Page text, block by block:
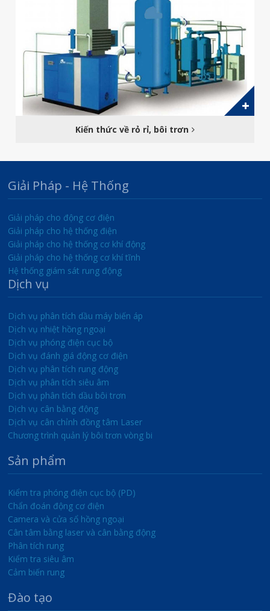
Kiến thức về rỏ rỉ, bôi trơn
Giải Pháp - Hệ Thống
Giải pháp cho động cơ điện
Giải pháp cho hệ thống điện
Giải pháp cho hệ thống cơ khí động
Giải pháp cho hệ thống cơ khí tĩnh
Hệ thống giám sát rung động
Dịch vụ
Dịch vụ phân tích dầu máy biến áp
Dịch vụ nhiệt hồng ngoại
Dịch vụ phóng điện cục bộ
Dịch vụ đánh giá động cơ điện
Dịch vụ phân tích rung động
Dịch vụ phân tích siêu âm
Dịch vụ phân tích dầu bôi trơn
Dịch vụ cân bằng động
Dịch vụ cân chỉnh đồng tâm Laser
Chương trình quản lý bôi trơn vòng bi
Sản phẩm
Kiểm tra phóng điện cục bộ (PD)
Chẩn đoán động cơ điện
Camera và cửa sổ hồng ngoại
Cân tâm bằng laser và cân bằng động
Phân tích rung
Kiểm tra siêu âm
Cảm biến rung
Đào tạo